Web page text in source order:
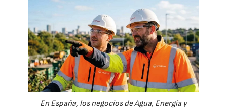
En España, los negocios de Agua, Energía y